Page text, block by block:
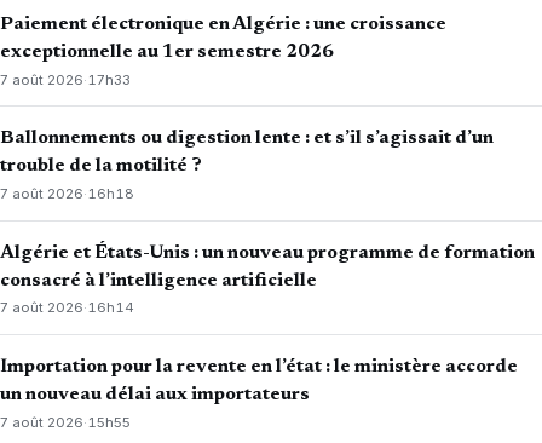
Paiement électronique en Algérie : une croissance
exceptionnelle au 1er semestre 2026
7 août 2026· 17h33
Ballonnements ou digestion lente : et s’il s’agissait d’un
trouble de la motilité ?
7 août 2026·16h18
Algérie et États-Unis : un nouveau programme de formation
consacré à l’intelligence artificielle
7 août 2026·16h14
Importation pour la revente en l’état : le ministère accorde
un nouveau délai aux importateurs
7 août 2026· 15h55